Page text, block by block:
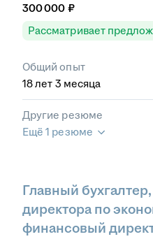
300 000 ₽
Рассматривает
Общий опыт
18лет 3 месяца
Другие резюме
Ещё 1 резюме
Главный
директора по
финансовый